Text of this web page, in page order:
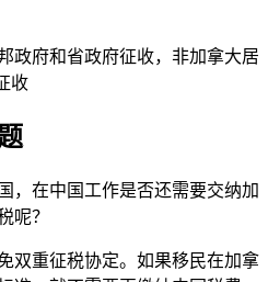
政府和省政府征收，非加拿大居
收
，在中国工作是否还需要交纳加
呢？
双重征税协定。如果移民在加拿